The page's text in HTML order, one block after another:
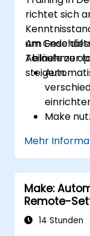
Best
richtet sich
um
Abläufe zu
steigern.
Am Ende
Teilnehmer
Make
sowie
Mehr
Make:
Remote-
14 Stunden